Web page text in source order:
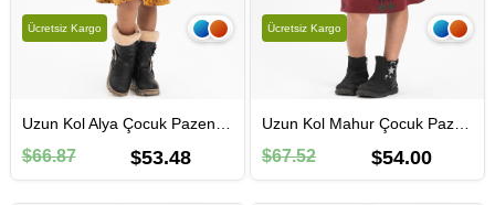
$53.48
$66.87
Ücretsiz Kargo
Uzun Kol Mahur Çocuk Pazen Sonbahar ve Kışlık Elbise Bordo Brd
$54.00
$67.52
Ücretsiz Kargo